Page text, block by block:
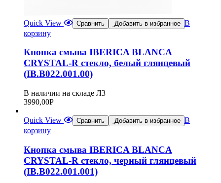
Quick View Сравнить Добавить в избранное В
корзину
Кнопка смыва IBERICA BLANCA
CRYSTAL-R стекло, белый глянцевый
(IB.B022.001.00)
В наличии на складе Л3
3990,00Р
Quick View Сравнить Добавить в избранное В
корзину
Кнопка смыва IBERICA BLANCA
CRYSTAL-R стекло, черный глянцевый
(IB.B022.001.001)